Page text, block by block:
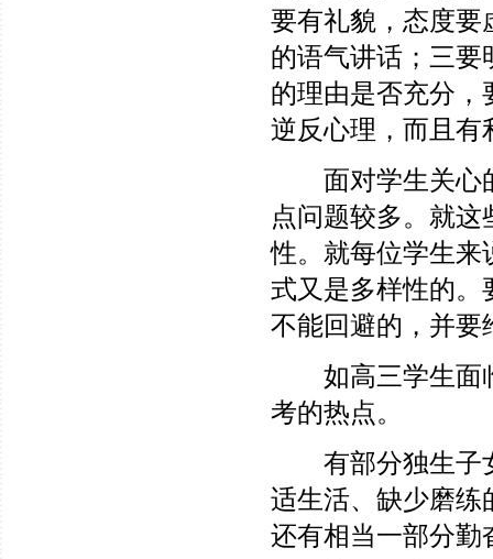
要有礼貌，态度要
的语气讲话；三要
的理由是否充分，
逆反心理，而且有
面对学生关心的
点问题较多。就
性。就每位学生来
式又是多样性的。
不能回避的，并要
如高三学生面临
考的热点。
有部分独生子女
适生活、缺少磨练
还有相当一部分勤